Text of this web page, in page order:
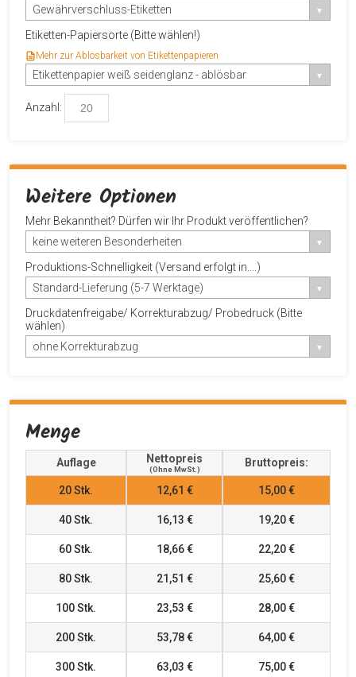
Gewährverschluss-Etiketten
Etiketten-Papiersorte (Bitte wählen!)
Mehr zur Ablösbarkeit von Etikettenpapieren
Etikettenpapier weiß seidenglanz - ablösbar
Anzahl:
Weitere Optionen
Mehr Bekanntheit? Dürfen wir Ihr Produkt veröffentlichen?
keine weiteren Besonderheiten
Produktions-Schnelligkeit (Versand erfolgt in....)
Standard-Lieferung (5-7 Werktage)
Druckdatenfreigabe/ Korrekturabzug/ Probedruck (Bitte
wählen)
ohne Korrekturabzug
Menge
Auflage Nettopreis
(ohne MwSt.)
Bruttopreis:
20Stk. 12,61 € 15,00 €
40Stk. 16,13 € 19,20 €
60Stk. 18,66 € 22,20 €
80Stk. 21,51 € 25,60 €
100Stk. 23,53 € 28,00 €
200Stk. 53,78 € 64,00 €
300Stk. 63,03 € 75,00 €